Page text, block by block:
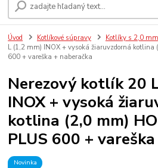
Úvod Kotlíkové súpravy Kotlíky s 2,0
L (1,2 mm) INOX + vysoká žiaruvzdorná kotlina
600 + vareška + naberačka
Nerezový kotlík 20
INOX + vysoká
kotlina (2,0 mm)
PLUS 600 +
Novinka